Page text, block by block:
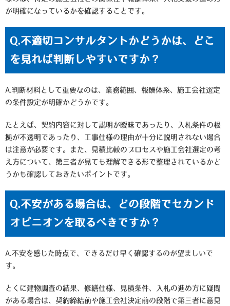
が明確になっているかを確認することです。
Q.不適切コンサルタントかどうかは、どこ
を見れば判断しやすいですか？
A.判断材料として重要なのは、業務範囲、報酬体系、施工会社選定
の条件設定が明確かどうかです。
たとえば、契約内容に対して説明が曖昧であったり、入札条件の根
拠が不透明であったり、工事仕様の理由が十分に説明されない場合
は注意が必要です。また、見積比較のプロセスや施工会社選定の考
え方について、第三者が見ても理解できる形で整理されているかど
うかも確認しておきたいポイントです。
Q.不安がある場合は、どの段階でセカンド
オピニオンを取るべきですか？
A.不安を感じた時点で、できるだけ早く確認するのが望ましいで
す。
とくに建物調査の結果、修繕仕様、見積条件、入札の進め方に疑問
がある場合は、契約締結前や施工会社決定前の段階で第三者に意見